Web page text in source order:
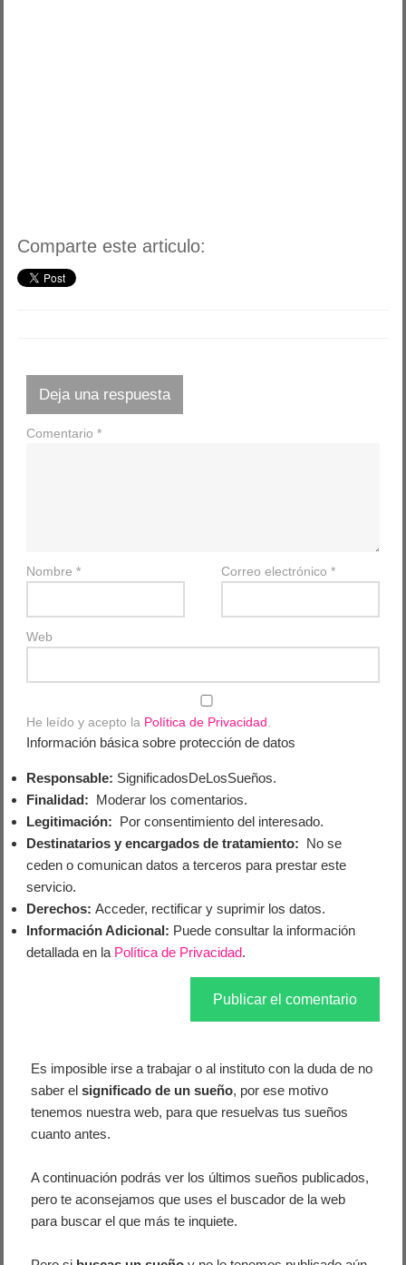
Comparte este articulo:
Deja una respuesta
Comentario*
Nombre* Correo electrónico *
Web
He leído y acepto la Política de Privacidad
Información básica sobre protección de datos
Responsable: SignificadosDeLosSueños.
Finalidad: Moderar los comentarios.
Legitimación: Por consentimiento del interesado.
Destinatarios y encargados de tratamiento: No se
ceden o comunican datos a terceros para prestar este
servicio.
Derechos: Acceder, rectificar y suprimir los datos.
Información Adicional: Puede consultar la información
detallada en la Política de Privacidad.
Es imposible irse a trabajar o al instituto con la duda de no
saber elsignificado de un sueño, por ese motivo
tenemos nuestra web, para que resuelvas tus sueños
cuanto antes.
A continuación podrás ver los últimos sueños publicados,
pero te aconsejamos que uses el buscador de la web
para buscar el que más te inquiete.